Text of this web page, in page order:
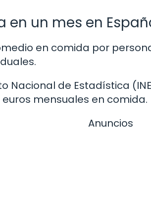
en un mes en
en comida por
Nacional de Estadística
mensuales en comida.
Anuncios